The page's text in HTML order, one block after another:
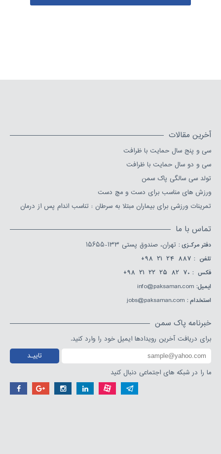
سی و پنج سال حمایت با ظرافت
سی و دو سال حمایت با ظرافت
تولد سی سالگی پاک سمن
ورزش های مناسب برای دست و مچ دست
تمرينات ورزشى براى بيماران مبتلا به سرطان : تناسب اندام پس از درمان
دفتر مركـزی : تهران، صندوق پستی ۱۳۳-۱۵۶۵۵
+۹۸ ۲۱ ۲۴ ۸۸۷
+۹۸ ۲۱ ۲۲ ۲۵ ۸۲ ۷۰
info@paksaman.com
jobs@paksaman.com
برای دریافت آخرین رویدادها ایمیل خود را وارد کنید.
تاییـد
ما را در شبکه های اجتماعی دنبال کنید